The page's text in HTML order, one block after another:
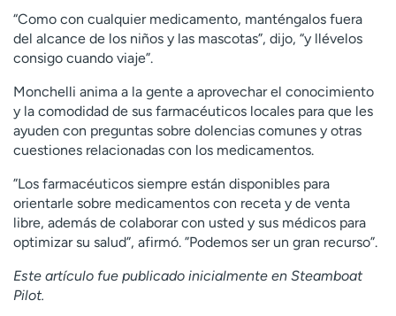
“Como con cualquier medicamento, manténgalos fuera
del alcance de los niños y las mascotas”, dijo, “y llévelos
consigo cuando viaje”.
Monchelli anima a la gente a aprovechar el conocimiento
y la comodidad de sus farmacéuticos locales para que les
ayuden con preguntas sobre dolencias comunes y otras
cuestiones relacionadas con los medicamentos.
”Los farmacéuticos siempre están disponibles para
orientarle sobre medicamentos con receta y de venta
libre, además de colaborar con usted y sus médicos para
optimizar su salud”, afirmó. ”Podemos ser un gran recurso”.
Este artículo fue publicado inicialmente en Steamboat
Pilot.